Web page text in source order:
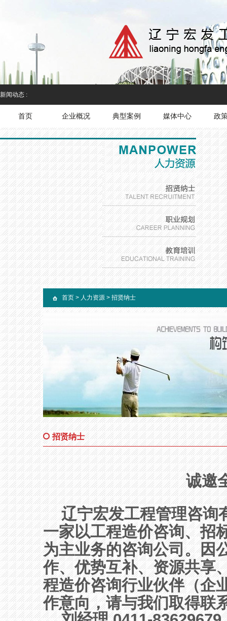
新闻动态 :
首页 企业概况 典型案例 媒体中心 政
首页 > 人力资源 > 招贤纳士
招贤纳士
诚邀
辽宁宏发工程管理咨询
一家以工程造价咨询、招
为主业务的咨询公司。因
作、优势互补、资源共享
程造价咨询行业伙伴（企
作意向，请与我们取得联